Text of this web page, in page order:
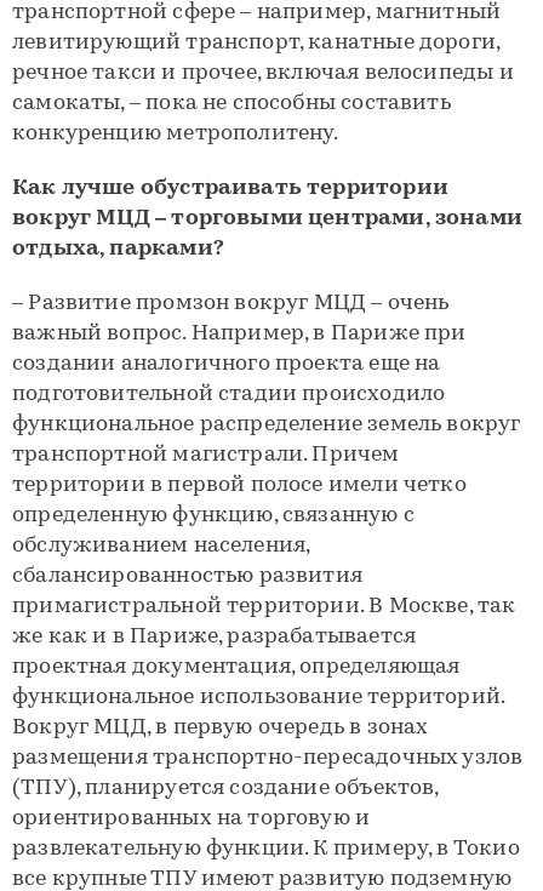
транспортной сфере – например, магнитный
левитирующий транспорт, канатные дороги,
речное такси и прочее, включая велосипеды и
самокаты, – пока не способны составить
конкуренцию метрополитену.
Как лучше обустраивать территории
вокруг МЦД – торговыми центрами, зонами
отдыха, парками?
– Развитие промзон вокруг МЦД – очень
важный вопрос. Например, в Париже при
создании аналогичного проекта еще на
подготовительной стадии происходило
функциональное распределение земель вокруг
транспортной магистрали. Причем
территории в первой полосе имели четко
определенную функцию, связанную с
обслуживанием населения,
сбалансированностью развития
примагистральной территории. В Москве, так
же как и в Париже, разрабатывается
проектная документация, определяющая
функциональное использование территорий.
Вокруг МЦД, в первую очередь в зонах
размещения транспортно-пересадочных узлов
(ТПУ), планируется создание объектов,
ориентированных на торговую и
развлекательную функции. К примеру, в Токио
все крупные ТПУ имеют развитую подземную